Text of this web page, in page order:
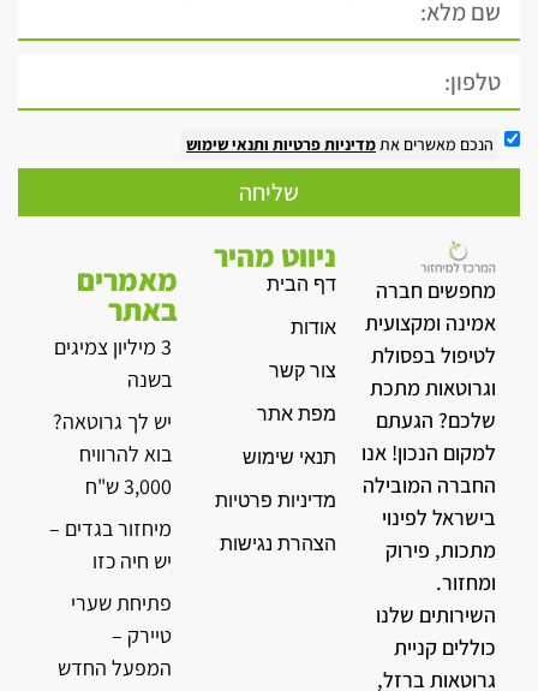
הנכם מאשרים אתמדיניות פרטיות ותנאי שימוש
שליחה
מחפשים חברה
אמינה ומקצועית
לטיפול בפסולת
וגרוטאות מתכת
שלכם? הגעתם
למקום הנכון! אנו
החברה המובילה
בישראל לפינוי
מתכות, פירוק
ומחזור.
השירותים שלנו
כוללים קניית
גרוטאות ברזל,
ניווט מהיר
דף הבית
אודות
צור קשר
מפת אתר
תנאי שימוש
מדיניות פרטיות
הצהרת נגישות
מאמרים
באתר
3 מיליון צמיגים
בשנה
יש לך גרוטאה?
בוא להרוויח
3,000 ש"ח
מיחזור בגדים –
יש חיה כזו
פתיחת שערי
טיירק –
המפעל החדש